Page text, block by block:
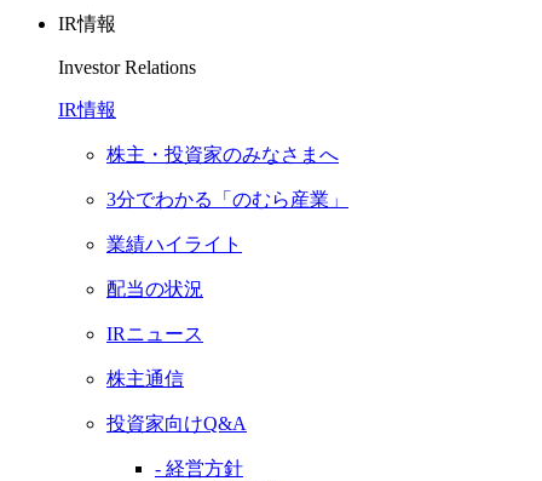
IR情報
Investor Relations
IR情報
株主・投資家のみなさまへ
3分でわかる「のむら産業」
業績ハイライト
配当の状況
IRニュース
株主通信
投資家向けQ&A
- 経営方針